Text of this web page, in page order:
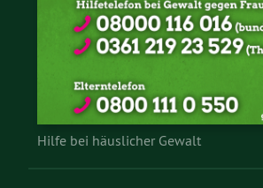
Hilfe bei häuslicher Gewalt